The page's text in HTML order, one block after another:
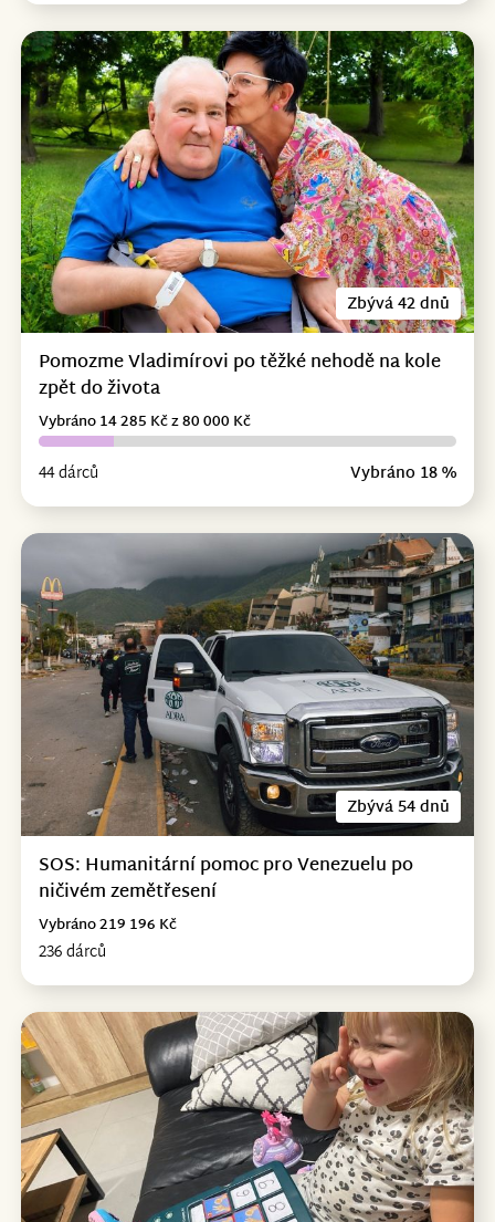
Zbývá 42 dnů
Pomozme Vladimírovi po těžké nehodě na kole
zpět do života
44 dárců Vybráno 18 %
Vybráno 14 285 Kč z 80 000 Kč
Zbývá 54 dnů
SOS: Humanitární pomoc pro Venezuelu po
ničivém zemětřesení
236 dárců
Vybráno 219 196 Kč